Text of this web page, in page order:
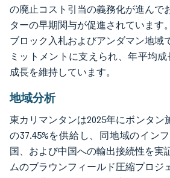
の廃止コスト引当の義務化が進んで
ターの早期関与が促進されています
ブロック入札およびアンダマン地域
ミットメントに支えられ、年平均成
成長を維持しています。
地域分析
東カリマンタンは2025年にボンタン
の37.45%を供給し、同地域のイン
国、および中国への輸出接続性を実
ムのブラウンフィールド圧縮プロジ